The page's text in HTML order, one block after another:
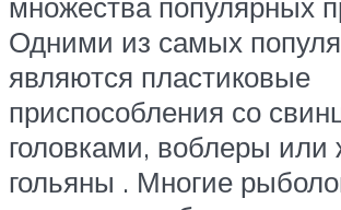
Одними из самых
являются пластиковые
приспособления со
головками, воблеры
гольяны . Многие